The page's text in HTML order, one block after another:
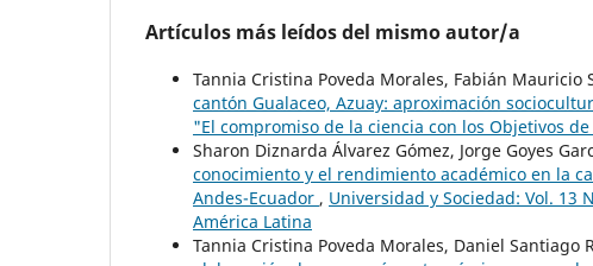
Artículos más leídos del mismo autor/a
Tannia Cristina Poveda Morales, Fabián Mauricio
cantón Gualaceo, Azuay: aproximación
"El compromiso de la ciencia con los Objetivos
Sharon Diznarda Álvarez Gómez, Jorge Goyes
conocimiento y el rendimiento académico en la
Andes-Ecuador , Universidad y Sociedad: Vol. 13
América Latina
Tannia Cristina Poveda Morales, Daniel Santiago